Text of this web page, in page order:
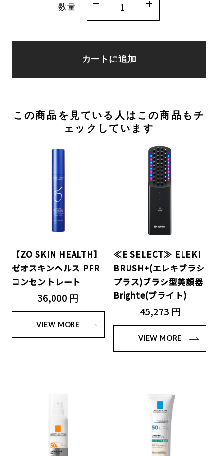
数量
カートに追加
この商品を見ている人はこの商品もチ
ェックしています
【ZO SKIN HEALTH】
ゼオスキンヘルス PFR
コンセントレート
36,000 円
VIEW MORE
≪E SELECT≫ ELEKI
BRUSH+(エレキブラシ
プラス)ブラシ型美顔器
Brighte(ブライト)
45,273 円
VIEW MORE